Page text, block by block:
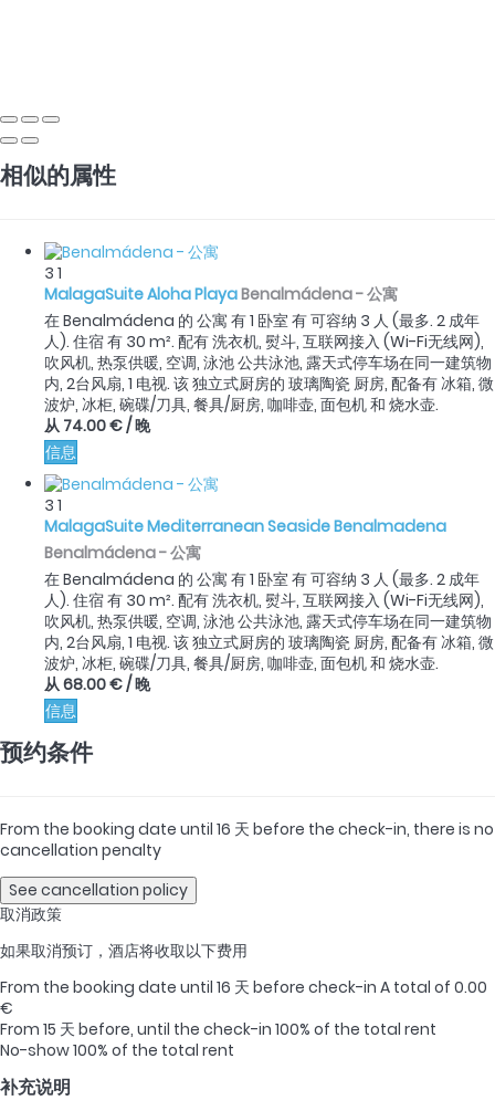
相似的属性
3 1
MalagaSuite Aloha PlayaBenalmádena -公寓
在 Benalmádena 的 公寓 有 1 卧室 有 可容纳 3 人 (最多. 2 成年
人). 住宿 有 30 m². 配有 洗衣机, 熨斗, 互联网接入 (Wi-Fi无线网),
吹风机, 热泵供暖, 空调, 泳池 公共泳池, 露天式停车场在同一建筑物
内, 2台风扇, 1 电视. 该 独立式厨房的 玻璃陶瓷 厨房, 配备有 冰箱, 微
波炉, 冰柜, 碗碟/刀具, 餐具/厨房, 咖啡壶, 面包机 和 烧水壶.
从 74.00 €/ 晚
信息
3 1
MalagaSuite Mediterranean Seaside Benalmadena
Benalmádena -公寓
在 Benalmádena 的 公寓 有 1 卧室 有 可容纳 3 人 (最多. 2 成年
人). 住宿 有 30 m². 配有 洗衣机, 熨斗, 互联网接入 (Wi-Fi无线网),
吹风机, 热泵供暖, 空调, 泳池 公共泳池, 露天式停车场在同一建筑物
内, 2台风扇, 1 电视. 该 独立式厨房的 玻璃陶瓷 厨房, 配备有 冰箱, 微
波炉, 冰柜, 碗碟/刀具, 餐具/厨房, 咖啡壶, 面包机 和 烧水壶.
从68.00 €/ 晚
信息
预约条件
From the booking date until 16 天 before the check-in, there is no
cancellation penalty
See cancellation policy
取消政策
如果取消预订，酒店将收取以下费用
From the booking date until 16 天 before check-in A total of 0.00
€
From 15 天 before, until the check-in 100% of the total rent
No-show100% of the total rent
补充说明